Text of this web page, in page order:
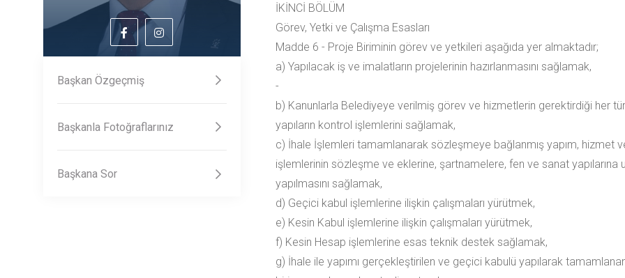
Başkan Özgeçmiş
Başkanla Fotoğraflarınız
Başkana Sor
İKİNCİ BÖLÜM
Görev, Yetki ve Çalışma Esasları
Madde 6 - Proje Biriminin görev ve yetkileri aşağıda yer almaktadır;
a) Yapılacak iş ve imalatların projelerinin hazırlanmasını sağlamak,
-
b) Kanunlarla Belediyeye verilmiş görev ve hizmetlerin gerektirdiği her
yapıların kontrol işlemlerini sağlamak,
c) İhale İşlemleri tamamlanarak sözleşmeye bağlanmış yapım, hizmet
işlemlerinin sözleşme ve eklerine, şartnamelere, fen ve sanat yapılarına
yapılmasını sağlamak,
d) Geçici kabul işlemlerine ilişkin çalışmaları yürütmek,
e) Kesin Kabul işlemlerine ilişkin çalışmaları yürütmek,
f) Kesin Hesap işlemlerine esas teknik destek sağlamak,
g) İhale ile yapımı gerçekleştirilen ve geçici kabulü yapılarak